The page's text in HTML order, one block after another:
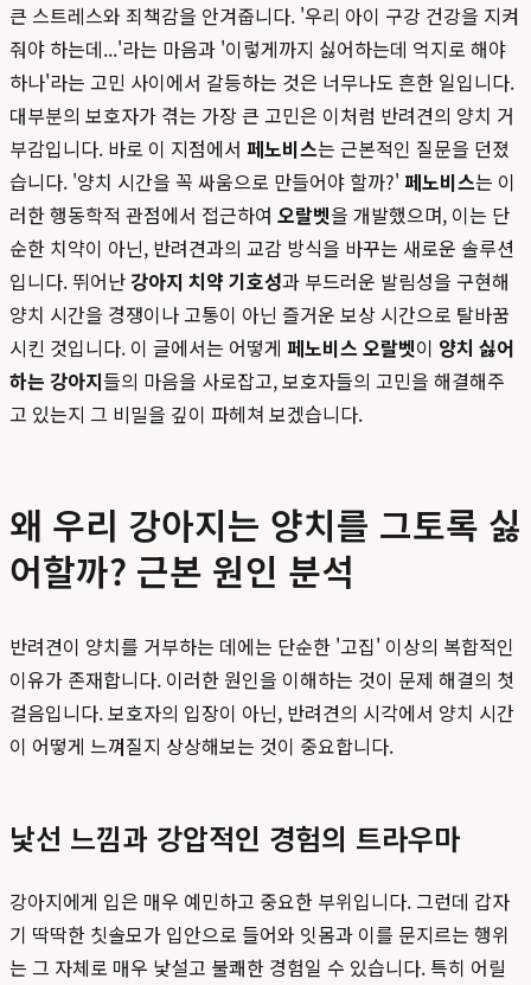
큰 스트레스와 죄책감을 안겨줍니다. '우리 아이 구강 건강을 지켜
줘야 하는데...'라는 마음과 '이렇게까지 싫어하는데 억지로 해야
하나'라는 고민 사이에서 갈등하는 것은 너무나도 흔한 일입니다.
대부분의 보호자가 겪는 가장 큰 고민은 이처럼 반려견의 양치 거
부감입니다. 바로 이 지점에서 페노비스는 근본적인 질문을 던졌
습니다. '양치 시간을 꼭 싸움으로 만들어야 할까?' 페노비스는 이
러한 행동학적 관점에서 접근하여 오랄벳을 개발했으며, 이는 단
순한 치약이 아닌, 반려견과의 교감 방식을 바꾸는 새로운 솔루션
입니다. 뛰어난강아지 치약 기호성과 부드러운 발림성을 구현해
양치 시간을 경쟁이나 고통이 아닌 즐거운 보상 시간으로 탈바꿈
시킨 것입니다. 이 글에서는 어떻게 페노비스 오랄벳이 양치 싫어
하는 강아지들의 마음을 사로잡고, 보호자들의 고민을 해결해주
고 있는지 그 비밀을 깊이 파헤쳐 보겠습니다.
왜 우리 강아지는 양치를 그토록 싫
어할까? 근본 원인 분석
반려견이 양치를 거부하는 데에는 단순한 '고집' 이상의 복합적인
이유가 존재합니다. 이러한 원인을 이해하는 것이 문제 해결의 첫
걸음입니다. 보호자의 입장이 아닌, 반려견의 시각에서 양치 시간
이 어떻게 느껴질지 상상해보는 것이 중요합니다.
낯선 느낌과 강압적인 경험의 트라우마
강아지에게 입은 매우 예민하고 중요한 부위입니다. 그런데 갑자
기 딱딱한 칫솔모가 입안으로 들어와 잇몸과 이를 문지르는 행위
는 그 자체로 매우 낯설고 불쾌한 경험일 수 있습니다. 특히 어릴